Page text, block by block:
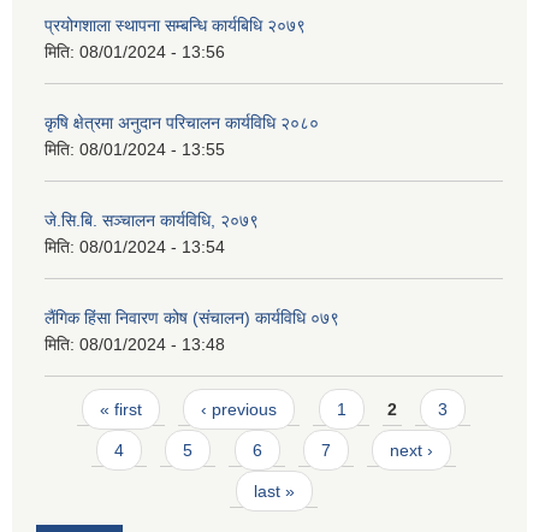
प्रयोगशाला स्थापना सम्बन्धि कार्यबिधि २०७९
मिति: 08/01/2024 - 13:56
कृषि क्षेत्रमा अनुदान परिचालन कार्यविधि २०८०
मिति: 08/01/2024 - 13:55
जे.सि.बि. सञ्चालन कार्यविधि, २०७९
मिति: 08/01/2024 - 13:54
लैंगिक हिंसा निवारण कोष (संचालन) कार्यविधि ०७९
मिति: 08/01/2024 - 13:48
Pages
« first ‹ previous 1 2 3
4 5 6 7 next ›
last »